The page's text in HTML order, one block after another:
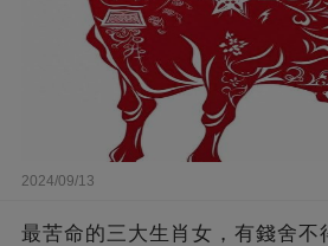
2024/09/13
最苦命的三大生肖女，有錢舍不